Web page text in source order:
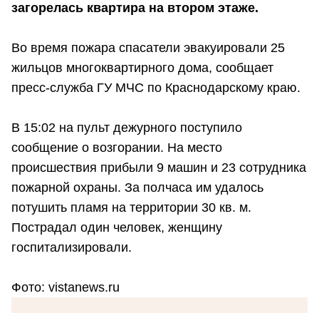
загорелась квартира на втором этаже.
Во время пожара спасатели эвакуировали 25
жильцов многоквартирного дома, сообщает
пресс-служба ГУ МЧС по Краснодарскому краю.
В 15:02 на пульт дежурного поступило
сообщение о возгорании. На место
происшествия прибыли 9 машин и 23 сотрудника
пожарной охраны. За полчаса им удалось
потушить пламя на территории 30 кв. м.
Пострадал один человек, женщину
госпитализировали.
Фото: vistanews.ru